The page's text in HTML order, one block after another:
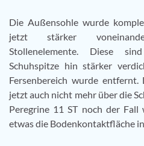
Die Außensohle wurde
jetzt stärker
Stollenelemente. Diese
Schuhspitze hin stärker
Fersenbereich wurde entfernt.
jetzt auch nicht mehr über die
Peregrine 11 ST noch der
etwas die Bodenkontaktfläche